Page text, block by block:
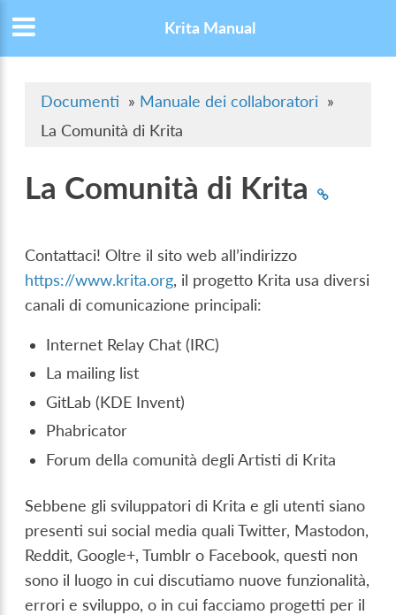
Krita Manual
Documenti » Manuale dei collaboratori »
La Comunità di Krita
La Comunità di Krita
Contattaci! Oltre il sito web all’indirizzo
https://www.krita.org, il progetto Krita usa diversi
canali di comunicazione principali:
Internet Relay Chat (IRC)
La mailing list
GitLab (KDE Invent)
Phabricator
Forum della comunità degli Artisti di Krita
Sebbene gli sviluppatori di Krita e gli utenti siano
presenti sui social media quali Twitter, Mastodon,
Reddit, Google+, Tumblr o Facebook, questi non
sono il luogo in cui discutiamo nuove funzionalità,
errori e sviluppo, o in cui facciamo progetti per il